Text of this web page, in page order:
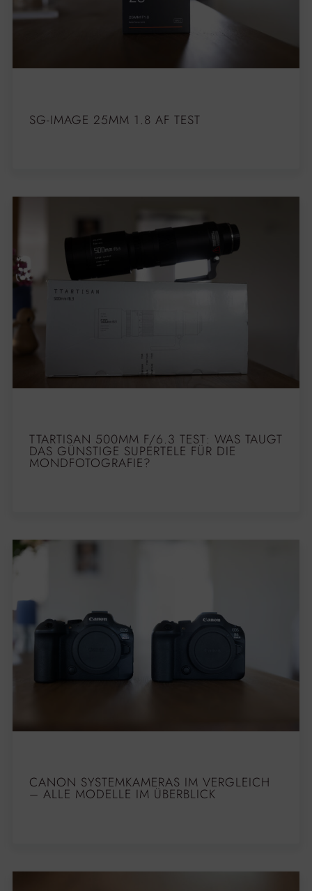
SG-IMAGE 25MM 1.8 AF TEST
TTARTISAN 500MM F/6.3 TEST: WAS TAUGT
DAS GÜNSTIGE SUPERTELE FÜR DIE
MONDFOTOGRAFIE?
CANON SYSTEMKAMERAS IM VERGLEICH
– ALLE MODELLE IM ÜBERBLICK